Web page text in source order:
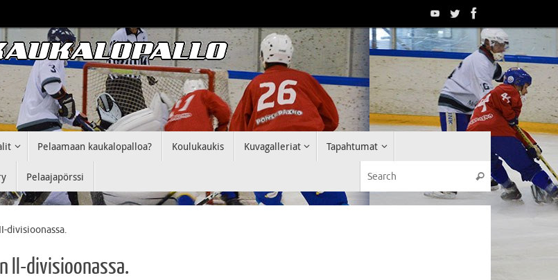
Pelaamaan kaukalopalloa? Koulukaukis Kuvagalleriat Tapahtumat
Pelaajapörssi
Search for:
Search
divisioonassa.
II-divisioonassa.